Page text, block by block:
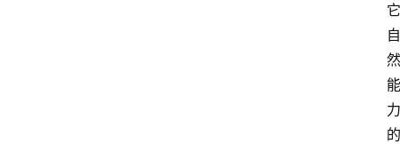
它
自
然
能
力
的